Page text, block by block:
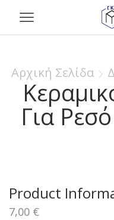
Αρχική Σελίδα
Κεραμικό Κηροπήγιο
Για
Product
7,00 €